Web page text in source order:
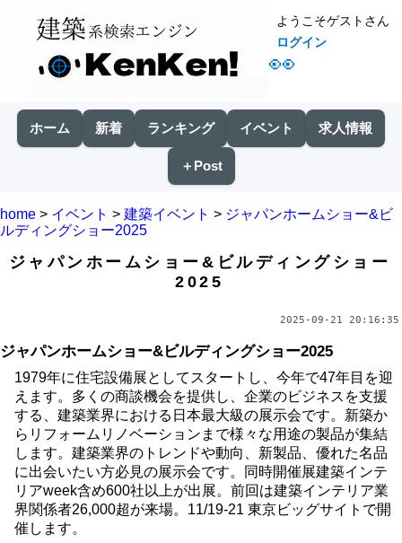
👀
ようこそゲストさん
ログイン
ホーム 新着 ランキング イベント 求人情報
＋Post
home > イベント > 建築イベント > ジャパンホームショー&ビ
ルディングショー2025
ジャパンホームショー&ビルディングショー
2025
2025-09-21 20:16:35
ジャパンホームショー&ビルディングショー2025
1979年に住宅設備展としてスタートし、今年で47年目を迎
えます。多くの商談機会を提供し、企業のビジネスを支援
する、建築業界における日本最大級の展示会です。新築か
らリフォームリノベーションまで様々な用途の製品が集結
します。建築業界のトレンドや動向、新製品、優れた名品
に出会いたい方必見の展示会です。同時開催展建築インテ
リアweek含め600社以上が出展。前回は建築インテリア業
界関係者26,000超が来場。11/19-21 東京ビッグサイトで開
催します。